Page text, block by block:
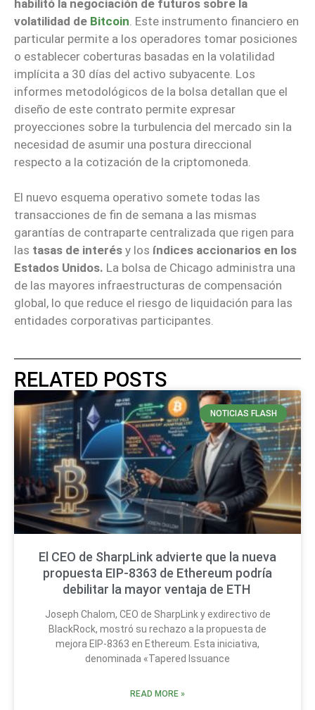
habilitó la negociación de futuros sobre la
volatilidad de Bitcoin . Este instrumento financiero en
particular permite a los operadores tomar posiciones
o establecer coberturas basadas en la volatilidad
implícita a 30 días del activo subyacente. Los
informes metodológicos de la bolsa detallan que el
diseño de este contrato permite expresar
proyecciones sobre la turbulencia del mercado sin la
necesidad de asumir una postura direccional
respecto a la cotización de la criptomoneda.
El nuevo esquema operativo somete todas las
transacciones de fin de semana a las mismas
garantías de contraparte centralizada que rigen para
las tasas de interés y los índices accionarios en los
Estados Unidos. La bolsa de Chicago administra una
de las mayores infraestructuras de compensación
global, lo que reduce el riesgo de liquidación para las
entidades corporativas participantes.
RELATED POSTS
NOTICIAS FLASH
El CEO de SharpLink advierte que la nueva
propuesta EIP-8363 de Ethereum podría
debilitar la mayor ventaja de ETH
Joseph Chalom, CEO de SharpLink y exdirectivo de
BlackRock, mostró su rechazo a la propuesta de
mejora EIP-8363 en Ethereum. Esta iniciativa,
denominada «Tapered Issuance
READ MORE »